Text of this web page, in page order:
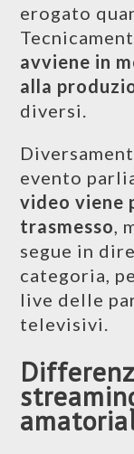
erogato
avviene in
alla
diversi.
evento
video viene
trasmesso,
segue in
categoria,
live delle
televisivi.